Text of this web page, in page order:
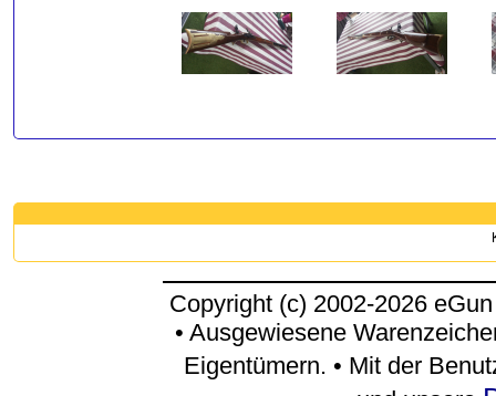
Copyright (c) 2002-2026
• Ausgewiesene
Eigentümern. • Mit der